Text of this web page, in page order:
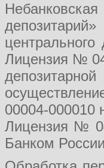
Лицензия №
00004-000010
Лицензия №
Банком